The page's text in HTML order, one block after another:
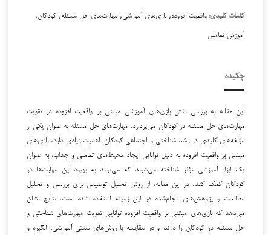
کلمات کلیدی: واقعیت افزوده, بازی‌های آموزشی, مهارت‌های حل مسئله, کودکان,
آموزش تعاملی
چکیده
این مقاله به بررسی نقش بازی‌های آموزشی مبتنی بر واقعیت افزوده در تقویت
مهارت‌های حل مسئله در کودکان می‌پردازد. مهارت‌های حل مسئله به عنوان یکی از
مؤلفه‌های کلیدی در رشد شناختی و اجتماعی کودکان، اهمیت زیادی دارد. بازی‌های
مبتنی بر واقعیت افزوده به دلیل توانایی ایجاد محیط‌های تعاملی و جذاب، به عنوان
یک ابزار آموزشی مؤثر شناخته می‌شوند که می‌تواند به بهبود این مهارت‌ها در
کودکان کمک کند. در این مقاله، از روش تحلیل توصیفی برای بررسی و تحلیل
مطالعات و پژوهش‌های انجام‌شده در این زمینه استفاده شده است. نتایج نشان
می‌دهد که بازی‌های مبتنی بر واقعیت افزوده توانایی تقویت مهارت‌های شناختی و
حل مسئله در کودکان را دارند و در مقایسه با روش‌های سنتی آموزشی، انگیزه و